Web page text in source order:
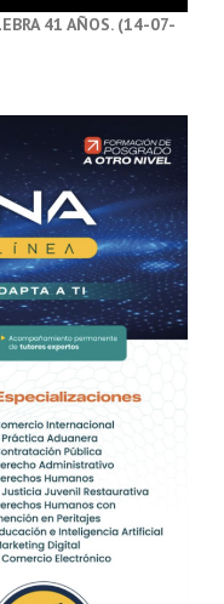
41 AÑOS. (14-07-